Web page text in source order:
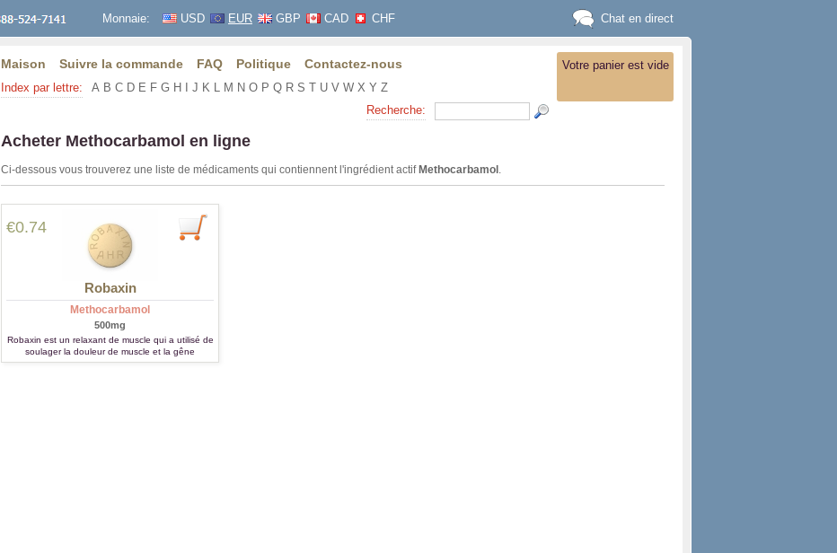
Monnaie: USD EUR GBP CAD CHF Chat en direct
Votre panier est vide
Maison Suivre la commande FAQ Politique Contactez-nous
Index par lettre: A B C D E F G H J K L M N O P Q R S T U V W X Y Z
Recherche:
Acheter Methocarbamol en ligne
Ci-dessous vous trouverez une liste de médicaments qui contiennent l'ingrédient actif Methocarbamol .
€0.74
Robaxin
Methocarbamol
500mg
Robaxin est un relaxant de muscle qui a utilisé de
soulager la douleur de muscle et la gêne
provoquée par les entorses et les efforts.